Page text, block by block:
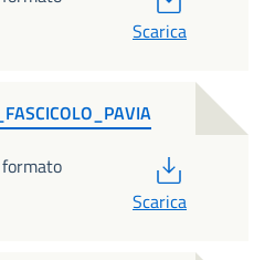
Scarica
Scarica